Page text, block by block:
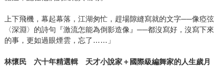
上下飛機，幕起幕落，江湖匆忙，趕場隙縫寫就的文字──像瘂弦
〈深淵〉的詩句『激流怎能為倒影造像』──都沒寫好，沒寫下來
的事，更如過眼煙雲，忘了……」
林懷民 六十年精選輯 天才小說家＋國際級編舞家的人生歲月